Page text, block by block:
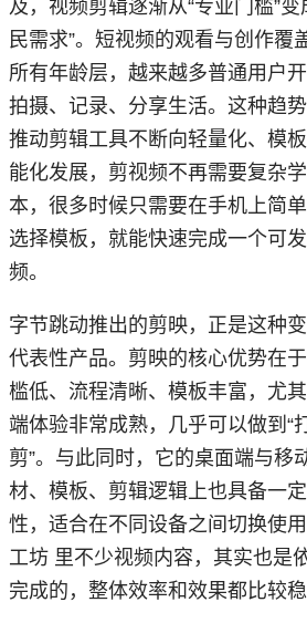
及，视频剪辑逐渐从“专业门槛”变
民需求”。短视频的观看与创作覆
所有年龄层，越来越多普通用户
拍摄、记录、分享生活。这种趋
推动剪辑工具不断向轻量化、模
能化发展，剪视频不再需要复杂
本，很多时候只需要在手机上简单
选择模板，就能快速完成一个可
频。
字节跳动推出的剪映，正是这种
代表性产品。剪映的核心优势在
槛低、流程清晰、模板丰富，尤
端体验非常成熟，几乎可以做到“
剪”。与此同时，它的桌面端与移
材、模板、剪辑逻辑上也具备一
性，适合在不同设备之间切换使
工坊 里不少视频内容，其实也是
完成的，整体效率和效果都比较稳